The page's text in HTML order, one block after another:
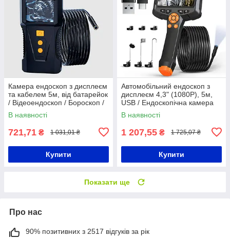
Камера ендоскоп з дисплеєм
та кабелем 5м, від батарейок
/ Відеоендоскоп / Бороскоп /
Гнучкий ендоскоп
В наявності
721,71 ₴ 1 031,01 ₴
Купити
Автомобільний ендоскоп з
дисплеєм 4,3" (1080P), 5м,
USB / Ендоскопічна камера
для авто / Камера ендоскоп
В наявності
1 207,55 ₴ 1 725,07 ₴
Купити
Показати ще
Про нас
90% позитивних з 2517 відгуків за рік